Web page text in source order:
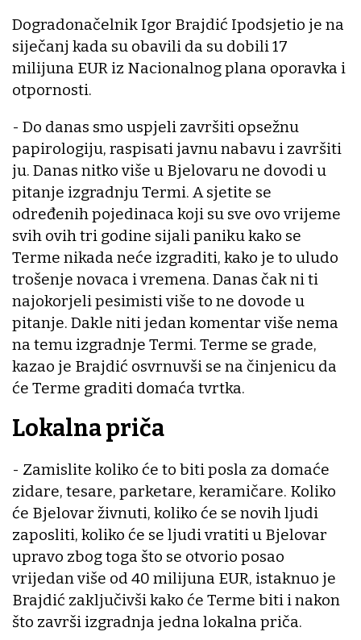
Dogradonačelnik Igor Brajdić Ipodsjetio je na
siječanj kada su obavili da su dobili 17
milijuna EUR iz Nacionalnog plana oporavka i
otpornosti.
- Do danas smo uspjeli završiti opsežnu
papirologiju, raspisati javnu nabavu i završiti
ju. Danas nitko više u Bjelovaru ne dovodi u
pitanje izgradnju Termi. A sjetite se
određenih pojedinaca koji su sve ovo vrijeme
svih ovih tri godine sijali paniku kako se
Terme nikada neće izgraditi, kako je to uludo
trošenje novaca i vremena. Danas čak ni ti
najokorjeli pesimisti više to ne dovode u
pitanje. Dakle niti jedan komentar više nema
na temu izgradnje Termi. Terme se grade,
kazao je Brajdić osvrnuvši se na činjenicu da
će Terme graditi domaća tvrtka.
Lokalna priča
- Zamislite koliko će to biti posla za domaće
zidare, tesare, parketare, keramičare. Koliko
će Bjelovar živnuti, koliko će se novih ljudi
zaposliti, koliko će se ljudi vratiti u Bjelovar
upravo zbog toga što se otvorio posao
vrijedan više od 40 milijuna EUR, istaknuo je
Brajdić zaključivši kako će Terme biti i nakon
što završi izgradnja jedna lokalna priča.